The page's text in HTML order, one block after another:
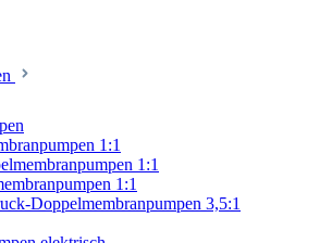
1:1
1:1
1:1
Doppelmembranpumpen 3,5:1